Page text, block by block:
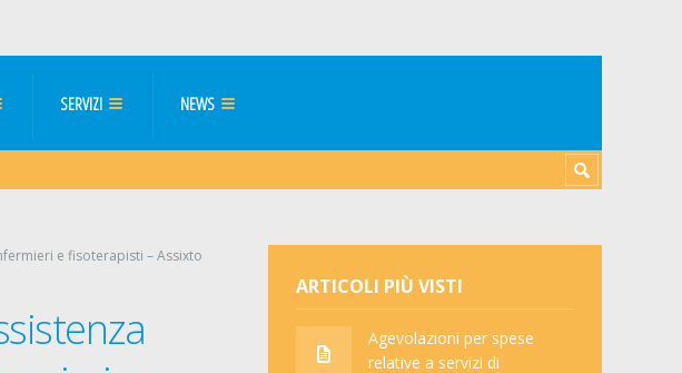
SERVIZI NEWS
e fisoterapisti – Assixto
ARTICOLI PIÙ VISTI
Agevolazioni per spese
relative a servizi di